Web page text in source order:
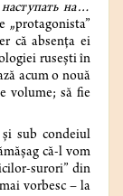
наступать на…
„protagonista”
că absența ei
rusești în
acum o nouă
volume; să fie
sub condeiul
că-l vom
surori” din
vorbesc – la